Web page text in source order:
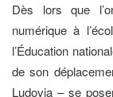
Dès lors que
numérique à
l’Éducation
de son
Ludovia – se